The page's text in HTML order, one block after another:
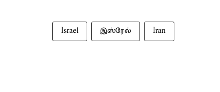
Israel இஸ்ரேல் Iran